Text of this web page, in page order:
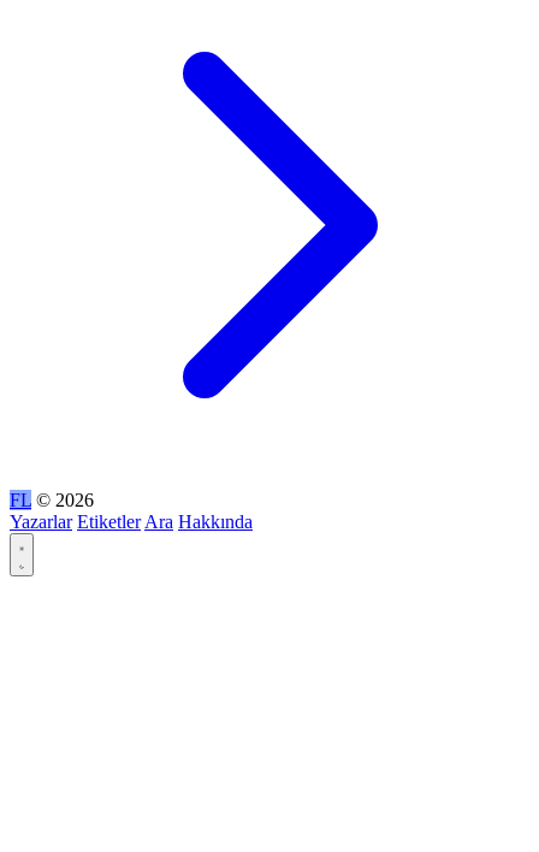
FL © 2026
Yazarlar Etiketler Ara Hakkında